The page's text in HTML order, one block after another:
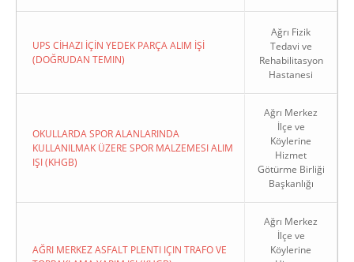
UPS CİHAZI İÇİN YEDEK PARÇA ALIM İŞİ
(DOĞRUDAN TEMIN)
Ağrı Fizik
Tedavi ve
Rehabilitasyon
Hastanesi
OKULLARDA SPOR ALANLARINDA
KULLANILMAK ÜZERE SPOR MALZEMESI ALIM
IŞI (KHGB)
Ağrı Merkez
İlçe ve
Köylerine
Hizmet
Götürme Birliği
Başkanlığı
AĞRI MERKEZ ASFALT PLENTI IÇIN TRAFO VE
Ağrı Merkez
İlçe ve
Köylerine